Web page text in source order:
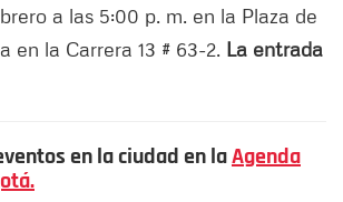
a las 5:00 p. m. en la Plaza de
en la Carrera 13 # 63-2. La entrada
en la ciudad en laAgenda